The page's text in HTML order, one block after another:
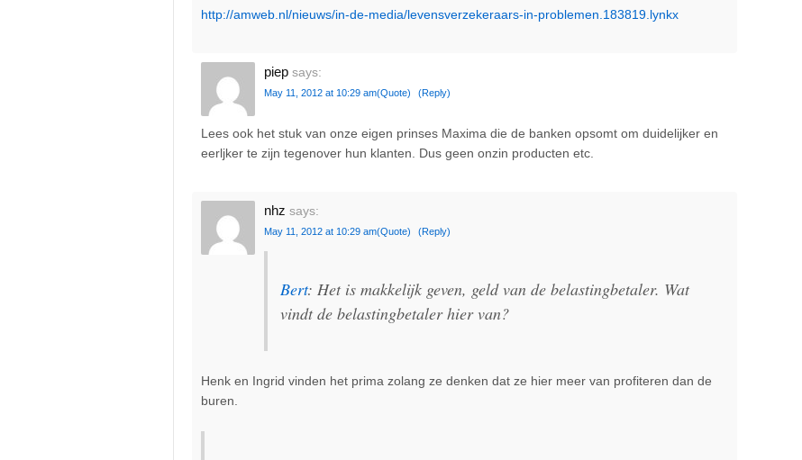
http://amweb.nl/nieuws/in-de-media/levensverzekeraars-in-problemen.183819.lynkx
piep says:
May 11, 2012 at 10:29 am(Quote) (Reply)
Lees ook het stuk van onze eigen prinses Maxima die de banken opsomt om duidelijker en
eerljker te zijn tegenover hun klanten. Dus geen onzin producten etc.
nhz says:
May 11, 2012 at 10:29 am(Quote) (Reply)
Bert: Het is makkelijk geven, geld van de belastingbetaler. Wat
vindt de belastingbetaler hier van?
Henk en Ingrid vinden het prima zolang ze denken dat ze hier meer van profiteren dan de
buren.